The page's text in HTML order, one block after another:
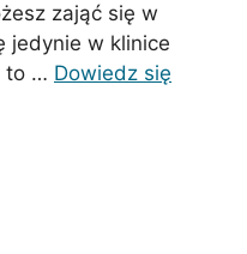
zająć się w
jedynie w klinice
to … Dowiedz się